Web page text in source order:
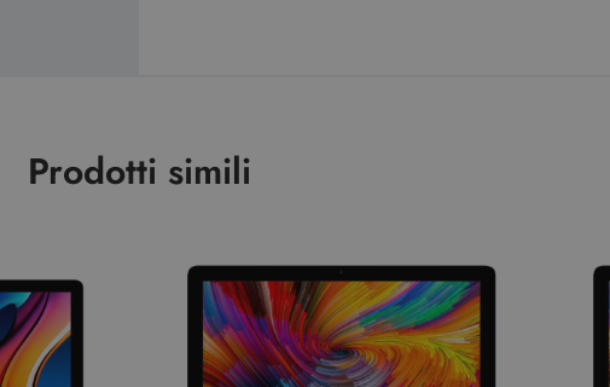
Prodotti simili